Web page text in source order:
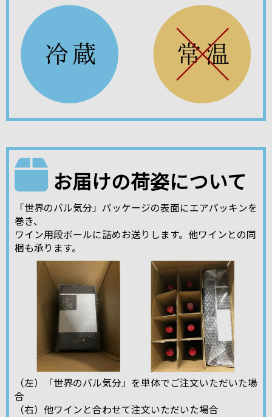
お届けの荷姿について
「世界のバル気分」パッケージの表面にエアパッキンを
巻き、
ワイン用段ボールに詰めお送りします。他ワインとの同
梱も承ります。
（左）「世界のバル気分」を単体でご注文いただいた場
合
（右）他ワインと合わせて注文いただいた場合